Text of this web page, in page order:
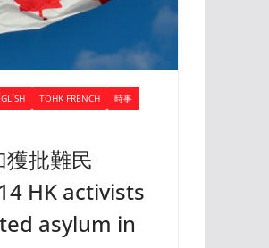
TOHK FRENCH
時事
批難民
HK activists
asylum in